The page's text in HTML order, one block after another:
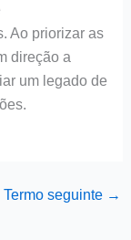
Ao priorizar as
direção a
um legado de
Termo seguinte →